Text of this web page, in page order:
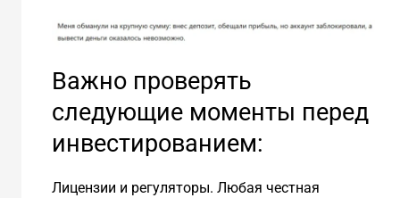
Важно проверять
следующие моменты перед
инвестированием:
Лицензии и регуляторы. Любая честная